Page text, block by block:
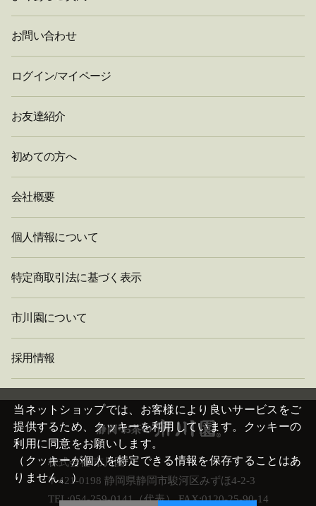
お問い合わせ
ログイン/マイページ
お友達紹介
初めての方へ
会社概要
個人情報について
特定商取引法に基づく表示
市川園について
採用情報
株式会社 市川園
〒421-0198 静岡県静岡市駿河区みずほ4-2-3
TEL:054-259-0141（代表） FAX:0120-25-90-14
当ネットショップでは、お客様により良いサービスをご
提供するため、クッキーを利用しています。クッキーの
利用に同意をお願いします。
（クッキーが個人を特定できる情報を保存することはあ
りません。）
閉
じ
る